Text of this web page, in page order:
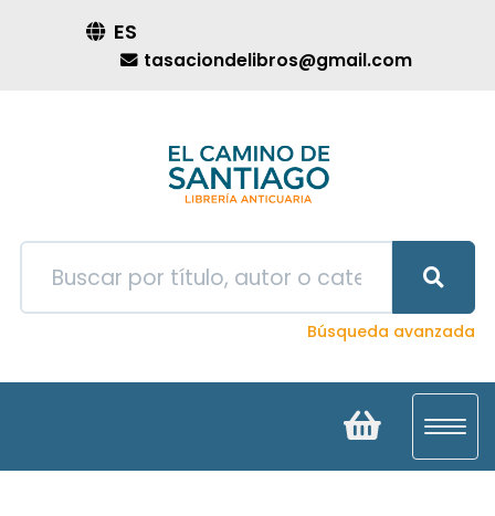
ES
tasaciondelibros@gmail.com
Búsqueda avanzada